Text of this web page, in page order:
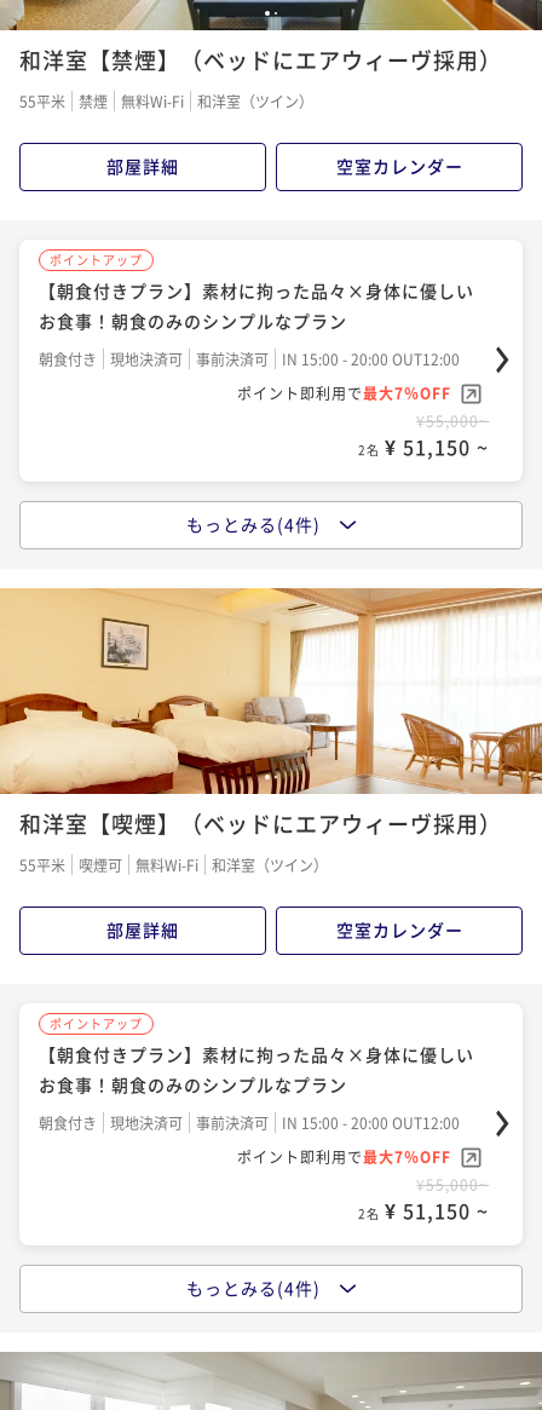
ポイントアップ
【スタンダード×創作フレンチ（レストラン）】オー
ベルジュで創作ディナーに舌鼓&美肌の温泉で癒しの旅
ポイント即利用で最大7％OFF
¥74,800~
ポイントアップ
【ReFaルーム体験プラン】話題の美容製品でワンラン
ク上の滞在を＜創作フレンチ（レストラン）＞
事前決済可
IN 15:00 - 19:00 OUT12:00
最大7％OFF
¥77,800~
2名 ¥ 72,354 ~
【特別ディナー×創作フレンチ（レストラン）】『熊
野牛』をメインに、質も量もワンランクUPの贅沢を。
現地決済可
IN 15:00 - 19:00 OUT12:00
ポイント即利用で
¥89,100~
2名 ¥ 82,863 ~
ポイントアップ
【環境にやさしいECO連泊】清掃不要で特典付き！＜
現地決済可
IN 15:00 - 19:00 OUT12:00
ポイント即利用で最大7％OFF
12
和洋室【禁煙】（ベッドにエアウィーヴ採用）
55平米 禁煙 無料Wi-Fi 和洋室（ツイン）
部屋詳細 空室カレンダー
ポイントアップ
【朝食付きプラン】素材に拘った品々×身体に優しい
お食事！朝食のみのシンプルなプラン
朝食付き 現地決済可 事前決済可
IN 15:00 - 20:00 OUT12:00
ポイント即利用で最大7％OFF
¥55,000~
2名 ¥ 51,150 ~
【直前割でお得に】 人気のスタンダード×創作フレ
ンチ（レストラン）プランが特別価格
現地決済可 事前決済可
IN 15:00 - 19:00 OUT12:00
ポイント即利用で
2名 ¥ 66,290 ~
ポイントアップ
【スタンダード×創作フレンチ（レストラン）】オー
ベルジュで創作ディナーに舌鼓&美肌の温泉で癒しの旅
ポイント即利用で最大7％OFF
¥74,800~
ポイントアップ
【特別ディナー×創作フレンチ（レストラン）】『熊
野牛』をメインに、質も量もワンランクUPの贅沢を。
事前決済可
IN 15:00 - 19:00 OUT12:00
最大7％OFF
¥89,100~
2名 ¥ 82,863 ~
【環境にやさしいECO連泊】清掃不要で特典付き！＜
スタンダード×創作フレンチ（レストラン）＞
もっとみる(4件)
12
和洋室【喫煙】（ベッドにエアウィーヴ採用）
55平米 喫煙可 無料Wi-Fi 和洋室（ツイン）
部屋詳細 空室カレンダー
ポイントアップ
【朝食付きプラン】素材に拘った品々×身体に優しい
お食事！朝食のみのシンプルなプラン
朝食付き 現地決済可 事前決済可
IN 15:00 - 20:00 OUT12:00
ポイント即利用で最大7％OFF
¥55,000~
2名 ¥ 51,150 ~
【直前割でお得に】 人気のスタンダード×創作フレ
ンチ（レストラン）プランが特別価格
二食付き 現地決済可 事前決済可
IN 15:00 - 19:00 OUT12:00
もっとみる(4件)